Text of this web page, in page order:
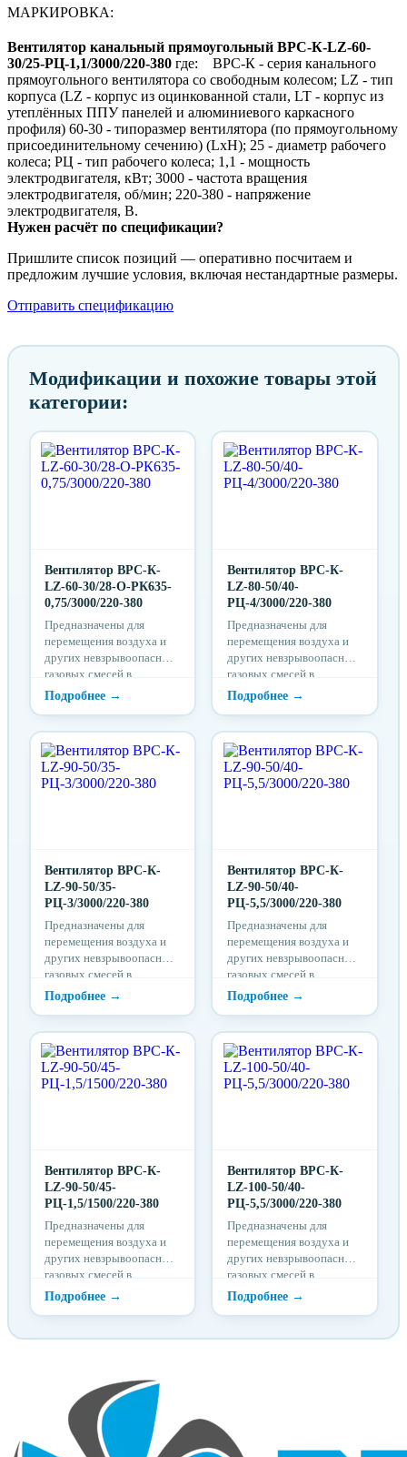
МАРКИРОВКА:
Вентилятор канальный прямоугольный ВРС-К-LZ-60-
30/25-РЦ-1,1/3000/220-380 где: ВРС-К - серия канального
прямоугольного вентилятора со свободным колесом; LZ - тип
корпуса (LZ - корпус из оцинкованной стали, LT - корпус из
утеплённых ППУ панелей и алюминиевого каркасного
профиля) 60-30 - типоразмер вентилятора (по прямоугольному
присоединительному сечению) (LxH); 25 - диаметр рабочего
колеса; РЦ - тип рабочего колеса; 1,1 - мощность
электродвигателя, кВт; 3000 - частота вращения
электродвигателя, об/мин; 220-380 - напряжение
электродвигателя, В.
Нужен расчёт по спецификации?
Пришлите список позиций — оперативно посчитаем и
предложим лучшие условия, включая нестандартные размеры.
Отправить спецификацию
Модификации и похожие товары этой
категории:
Вентилятор ВРС-К-
LZ-60-30/28-О-РК635-
0,75/3000/220-380
Предназначены для
перемещения воздуха и
других невзрывоопасных
газовых смесей в
системах вентиляции и
кондиционирования
сечения.
Вентилятор ВРС-К-
LZ-80-50/40-
PЦ-4/3000/220-380
Предназначены для
перемещения воздуха и
других невзрывоопасных
газовых смесей в
системах вентиляции и
кондиционирования
сечения.
Вентилятор ВРС-К-
LZ-90-50/35-
PЦ-3/3000/220-380
Предназначены для
перемещения воздуха и
других невзрывоопасных
газовых смесей в
системах вентиляции и
кондиционирования
сечения.
Вентилятор ВРС-К-
LZ-90-50/40-
PЦ-5,5/3000/220-380
Предназначены для
перемещения воздуха и
других невзрывоопасных
газовых смесей в
системах вентиляции и
кондиционирования
сечения.
Вентилятор ВРС-К-
LZ-90-50/45-
PЦ-1,5/1500/220-380
Предназначены для
перемещения воздуха и
других невзрывоопасных
газовых смесей в
системах вентиляции и
кондиционирования
сечения.
Вентилятор ВРС-К-
LZ-100-50/40-
PЦ-5,5/3000/220-380
Предназначены для
перемещения воздуха и
других невзрывоопасных
газовых смесей в
системах вентиляции и
кондиционирования
сечения.